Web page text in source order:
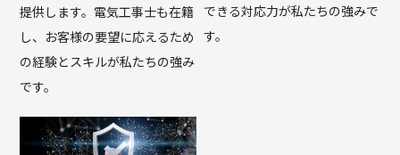
提供します。電気工事士も在籍
し、お客様の要望に応えるため
の経験とスキルが私たちの強み
です。
できる対応力が私たちの強みで
す。